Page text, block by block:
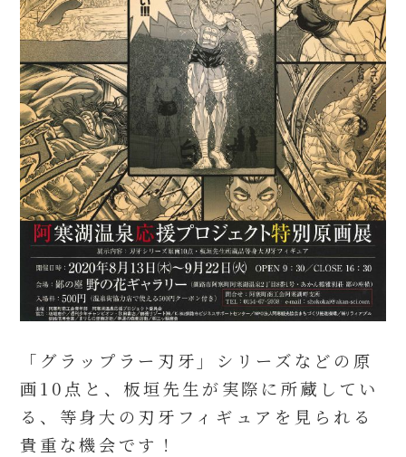
「グラップラー刃牙」シリーズなどの原
画10点と、板垣先生が実際に所蔵してい
る、等身大の刃牙フィギュアを見られる
貴重な機会です！